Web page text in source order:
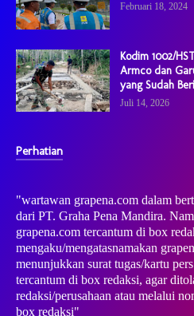
Februari 18, 2024
Kodim 1002/
Armco dan
yang Sudah
Juli 14, 2026
Perhatian
"wartawan grapena.com dalam
dari PT. Graha Pena Mandira.
grapena.com tercantum di box
mengaku/mengatasnamakan
menunjukkan surat tugas/kartu
tercantum di box redaksi, agar
redaksi/perusahaan atau melalui
box redaksi"